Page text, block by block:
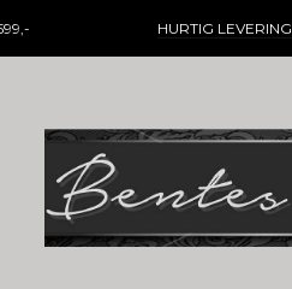
HURTIG LEVERING